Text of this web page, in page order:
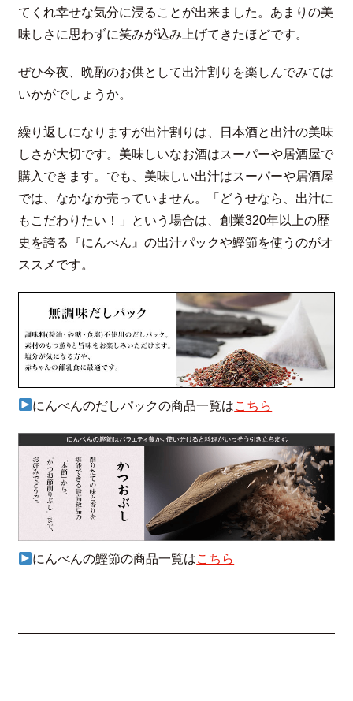
てくれ幸せな気分に浸ることが出来ました。あまりの美
味しさに思わずに笑みが込み上げてきたほどです。
ぜひ今夜、晩酌のお供として出汁割りを楽しんでみては
いかがでしょうか。
繰り返しになりますが出汁割りは、日本酒と出汁の美味
しさが大切です。美味しいなお酒はスーパーや居酒屋で
購入できます。でも、美味しい出汁はスーパーや居酒屋
では、なかなか売っていません。「どうせなら、出汁に
もこだわりたい！」という場合は、創業320年以上の歴
史を誇る『にんべん』の出汁パックや鰹節を使うのがオ
ススメです。
にんべんのだしパックの商品一覧はこちら
にんべんの鰹節の商品一覧はこちら